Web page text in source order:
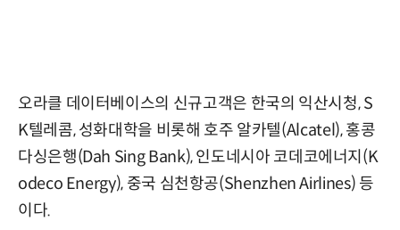
오라클 데이터베이스의 신규고객은 한국의 익산시청, S
K텔레콤, 성화대학을 비롯해 호주 알카텔(Alcatel), 홍콩
다싱은행(Dah Sing Bank), 인도네시아 코데코에너지(K
odeco Energy), 중국 심천항공(Shenzhen Airlines) 등
이다.